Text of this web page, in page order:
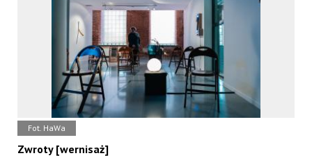
Fot. HaWa
Zwroty [wernisaż]